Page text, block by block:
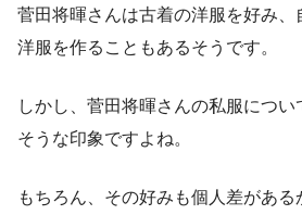
菅田将暉さんは古着の洋服を好み、
洋服を作ることもあるそうです。
しかし、菅田将暉さんの私服につ
そうな印象ですよね。
もちろん、その好みも個人差があ